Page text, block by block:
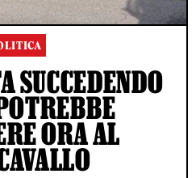
SUCCEDENDO
ORA AL